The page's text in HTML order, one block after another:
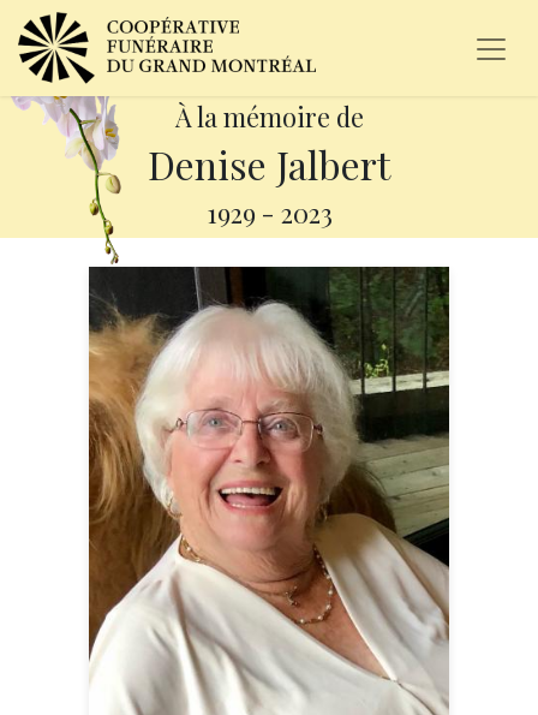
À la mémoire de
Denise Jalbert
1929 - 2023